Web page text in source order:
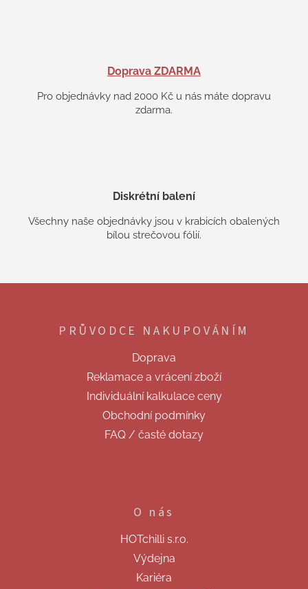
Doprava ZDARMA
Pro objednávky nad 2000 Kč u nás máte dopravu
zdarma.
Diskrétní balení
Všechny naše objednávky jsou v krabicích obalených
bílou strečovou fólií.
Z
PRŮVODCE NAKUPOVÁNÍM
Doprava
Reklamace a vrácení zboží
Individuální kalkulace ceny
Obchodní podmínky
FAQ / časté dotazy
O nás
HOTchilli s.r.o.
Výdejna
Kariéra